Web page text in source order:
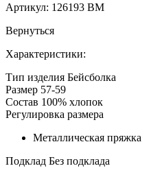
Артикул: 126193 BM
Вернуться
Характеристики:
Тип изделия Бейсболка
Размер 57-59
Состав 100% хлопок
Регулировка размера
Металлическая пряжка
Подклад Без подклада